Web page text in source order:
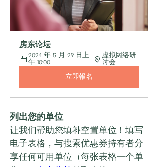
房东论坛
2024 年 5 月 29 日上
午 10:00
虚拟网络研
讨会
立即報名
列出您的单位
让我们帮助您填补空置单位！填写
电子表格，与搜索优惠券持有者分
享任何可用单位（每张表格一个单